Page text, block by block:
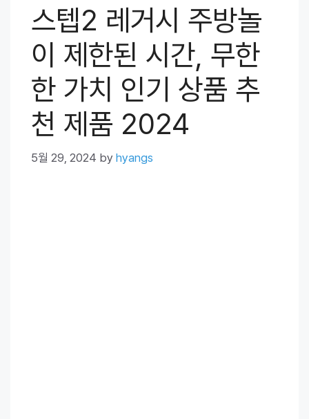
스텝2 레거시 주방놀
이 제한된 시간, 무한
한 가치 인기 상품 추
천 제품 2024
5월 29, 2024 by hyangs